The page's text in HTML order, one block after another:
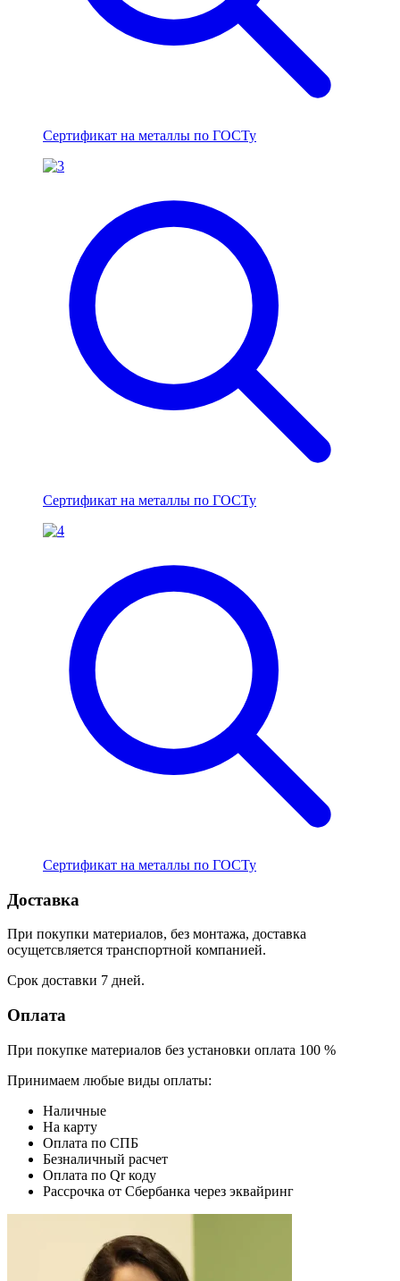
Сертификат на металлы по ГОСТу
Сертификат на металлы по ГОСТу
Сертификат на металлы по ГОСТу
Доставка
При покупки материалов, без монтажа, доставка
осущетсвляется транспортной компанией.
Срок доставки 7 дней.
Оплата
При покупке материалов без установки оплата 100 %
Принимаем любые виды оплаты:
Наличные
На карту
Оплата по СПБ
Безналичный расчет
Оплата по Qr коду
Рассрочка от Сбербанка через эквайринг